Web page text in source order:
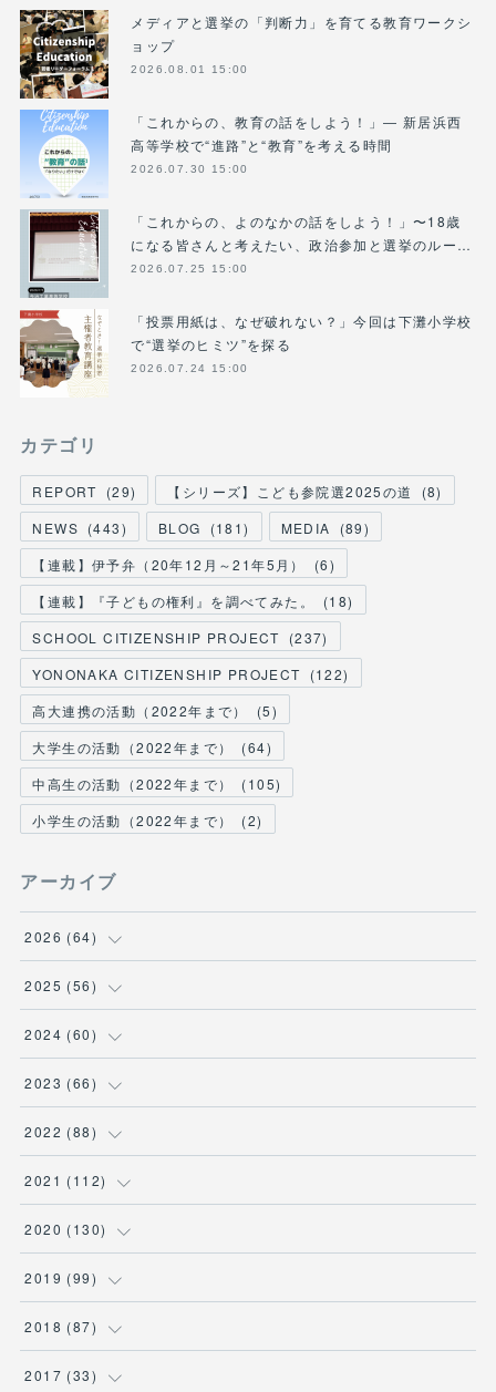
メディアと選挙の「判断力」を育てる教育ワークシ
ョップ
2026.08.01 15:00
「これからの、教育の話をしよう！」― 新居浜西
高等学校で“進路”と“教育”を考える時間
2026.07.30 15:00
「これからの、よのなかの話をしよう！」〜18歳
になる皆さんと考えたい、政治参加と選挙のルー…
2026.07.25 15:00
「投票用紙は、なぜ破れない？」今回は下灘小学校
で“選挙のヒミツ”を探る
2026.07.24 15:00
カテゴリ
REPORT (29) 【シリーズ】こども参院選2025の道 (8)
NEWS (443) BLOG (181) MEDIA (89)
【連載】伊予弁（20年12月～21年5月）
(6)
【連載】『子どもの権利』を調べてみた。
(18)
SCHOOL CITIZENSHIP PROJECT
(237)
YONONAKA CITIZENSHIP PROJECT
(122)
高大連携の活動（2022年まで）
(5)
大学生の活動（2022年まで）
(64)
中高生の活動（2022年まで）
(105)
小学生の活動（2022年まで）
(2)
アーカイブ
2026 (64)
(2)
(6)
(9)
( 11
2025 (56)
(1)
(2)
(1)
( 5 )
2024 (60)
(12
(13
( 12)
( 4 )
2023 (66)
(1)
( 5 )
(2)
( 4 )
2022 (88)
( 12)
(6)
(3)
(1)
2021 (112)
(7)
(4)
(15
( 1 )
2020 (130)
(23
(25
(7)
2019 (99)
(6)
(11
2018 (87)
(9)
2017 (33)